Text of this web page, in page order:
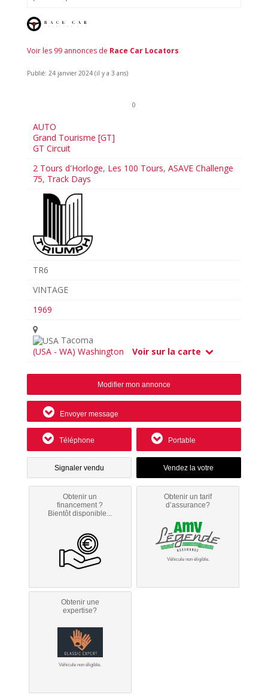
Voir les 99 annonces de Race Car Locators
Publié: 24 janvier 2024 (il y a 3 ans)
0
AUTO
Grand Tourisme [GT]
GT Circuit
2 Tours d'Horloge, Les 100 Tours,ASAVE Challenge
75, Track Days
TR6
VINTAGE
1969
Tacoma
(USA - WA) Washington
Voir sur la carte
Modifier mon annonce
Envoyer message
Téléphone Portable
Signaler vendu
Obtenir un
financement ?
Bientôt disponible...
Obtenir un tarif
d’assurance?
Véhicule non éligible.
Obtenir une
expertise?
Véhicule non éligible.